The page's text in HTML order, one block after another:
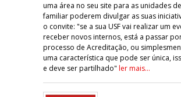
uma área no seu site para as unidades
familiar poderem divulgar as suas
o convite: "se a sua USF vai realizar um
receber novos internos, está a passar
processo de Acreditação, ou
uma característica que pode ser única,
e deve ser partilhado" ler mais...